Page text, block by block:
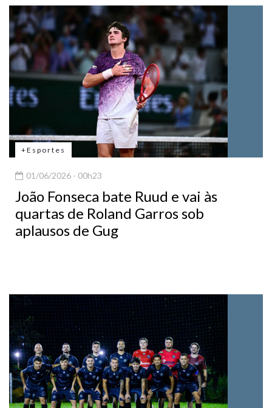
+Esportes
01/06/2026 - 00h23
João Fonseca bate Ruud e vai às
quartas de Roland Garros sob
aplausos de Gug